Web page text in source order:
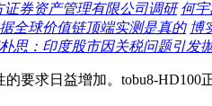
证券资产管理有限公司调研 何
全球价值链顶端实测是真的 博
思：印度股市因关税问题引发
要求日益增加。tobu8-